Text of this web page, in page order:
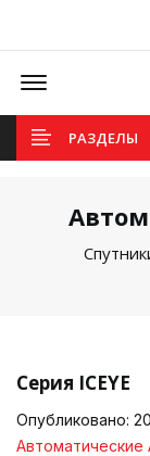
Offcanvas
РАЗДЕЛЫ
Серия ICEYE
Опубликовано:
Автоматические